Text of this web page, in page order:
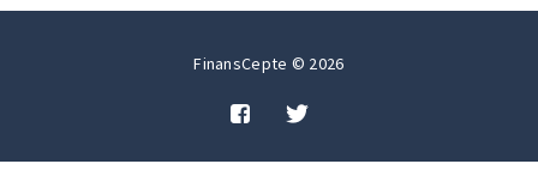
FinansCepte © 2026